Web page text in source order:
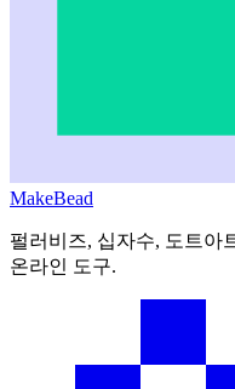
MakeBead
펄러비즈, 십자수, 도트아
온라인 도구.